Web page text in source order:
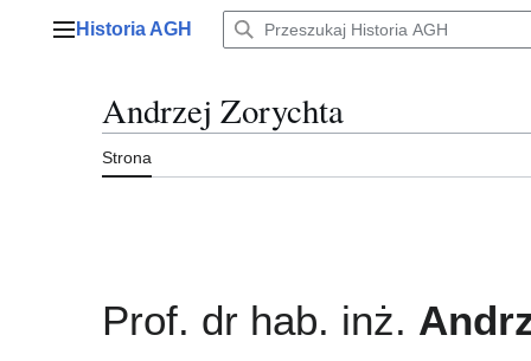
Menu główne
Historia AGH
Andrzej Zorychta
Strona
Prof. dr hab. inż.